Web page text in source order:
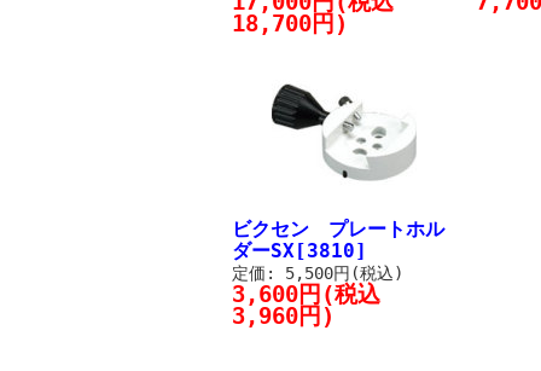
18,700円)
ビクセン プレートホル
ダーSX[3810]
定価: 5,500円(税込)
3,600円(税込
3,960円)